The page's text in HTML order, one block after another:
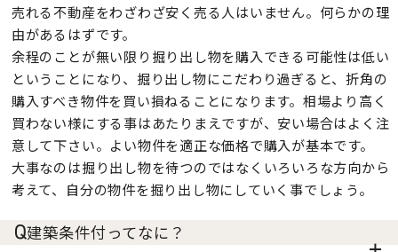
売れる不動産をわざわざ安く売る人はいません。何らかの理
由があるはずです。
余程のことが無い限り掘り出し物を購入できる可能性は低い
ということになり、掘り出し物にこだわり過ぎると、折角の
購入すべき物件を買い損ねることになります。相場より高く
買わない様にする事はあたりまえですが、安い場合はよく注
意して下さい。よい物件を適正な価格で購入が基本です。
大事なのは掘り出し物を待つのではなくいろいろな方向から
考えて、自分の物件を掘り出し物にしていく事でしょう。
建築条件付ってなに？